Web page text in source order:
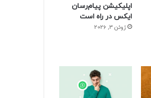
اپلیکیشن پیام‌رسان
ایکس در راه است
ژوئن 3, 2026